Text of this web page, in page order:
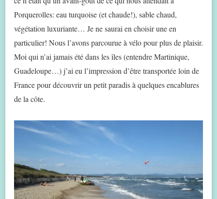
Porquerolles: eau turquoise (et chaude!), sable chaud,
végétation luxuriante… Je ne saurai en choisir une en
particulier! Nous l’avons parcourue à vélo pour plus de plaisir.
Moi qui n’ai jamais été dans les îles (entendre Martinique,
Guadeloupe…) j’ai eu l’impression d’être transportée loin de
France pour découvrir un petit paradis à quelques encablures
de la côte.